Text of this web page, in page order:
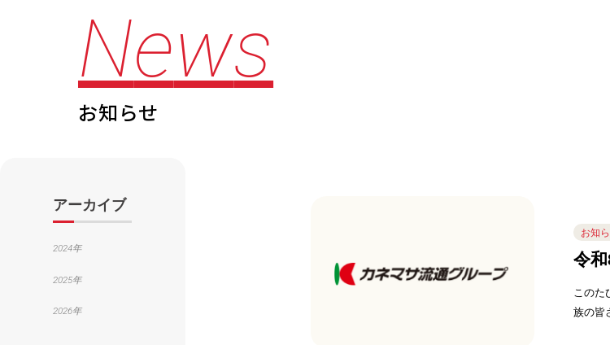
News
お知 らせ
アーカイブ
2024年
2025年
2026年
お知
令
このた